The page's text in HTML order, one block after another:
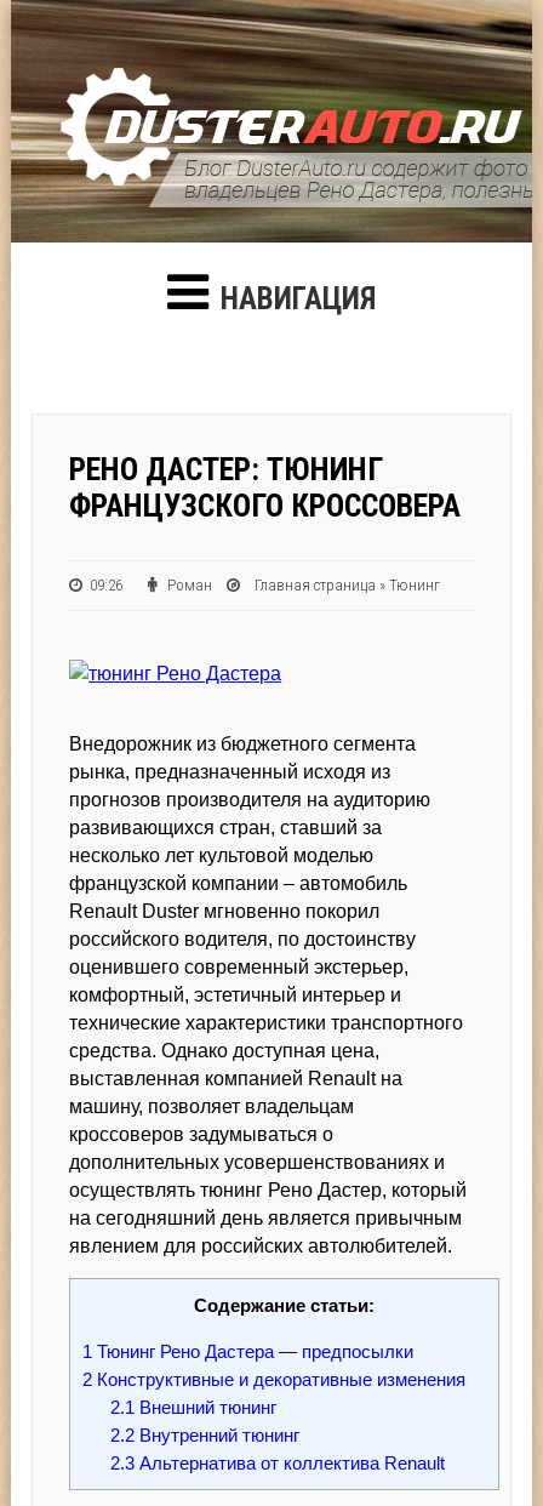
НАВИГАЦИЯ
РЕНО ДАСТЕР: ТЮНИНГ
ФРАНЦУЗСКОГО КРОССОВЕРА
09:26 Роман Главная страница »Тюнинг
Внедорожник из бюджетного сегмента
рынка, предназначенный исходя из
прогнозов производителя на аудиторию
развивающихся стран, ставший за
несколько лет культовой моделью
французской компании – автомобиль
Renault Duster мгновенно покорил
российского водителя, по достоинству
оценившего современный экстерьер,
комфортный, эстетичный интерьер и
технические характеристики транспортного
средства. Однако доступная цена,
выставленная компанией Renault на
машину, позволяет владельцам
кроссоверов задумываться о
дополнительных усовершенствованиях и
осуществлять тюнинг Рено Дастер, который
на сегодняшний день является привычным
явлением для российских автолюбителей.
Содержание статьи:
1 Тюнинг Рено Дастера — предпосылки
2 Конструктивные и декоративные изменения
2.1 Внешний тюнинг
2.2Внутренний тюнинг
2.3Альтернатива от коллектива Renault